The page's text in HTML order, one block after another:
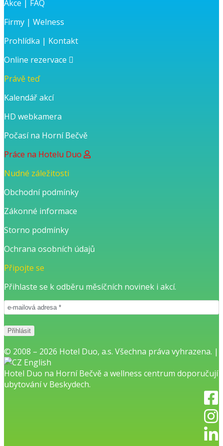
Akce | FAQ
Firmy | Welness
Prohlídka | Kontakt
Online rezervace
Právě teď
Kalendář akcí
HD webkamera
Počasí na Horní Bečvě
Práce na Hotelu Duo
Nudné záležitosti
Obchodní podmínky
Zákonné informace
Storno podmínky
Ochrana osobních údajů
Připojte se
Přihlaste se k odběru měsíčních novinek i akcí.
© 2008 – 2026 Hotel Duo, a.s. Všechna práva vyhrazena. |
English
Hotel Duo na Horní Bečvěa wellness centrum doporučují
ubytování v Beskydech.